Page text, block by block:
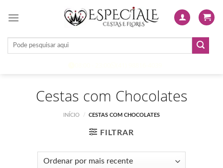
Pesquisar
Cestas com Chocolates
INÍCIO / CESTAS COM CHOCOLATES
FILTRAR